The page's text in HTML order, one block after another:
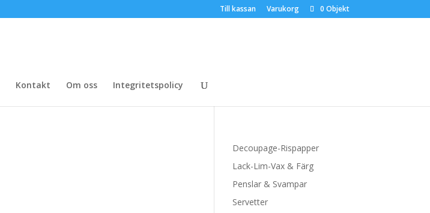
Till kassan Varukorg 0 Objekt
Kontakt Om oss Integritetspolicy
Decoupage-Rispapper
Lack-Lim-Vax & Färg
Penslar & Svampar
Servetter